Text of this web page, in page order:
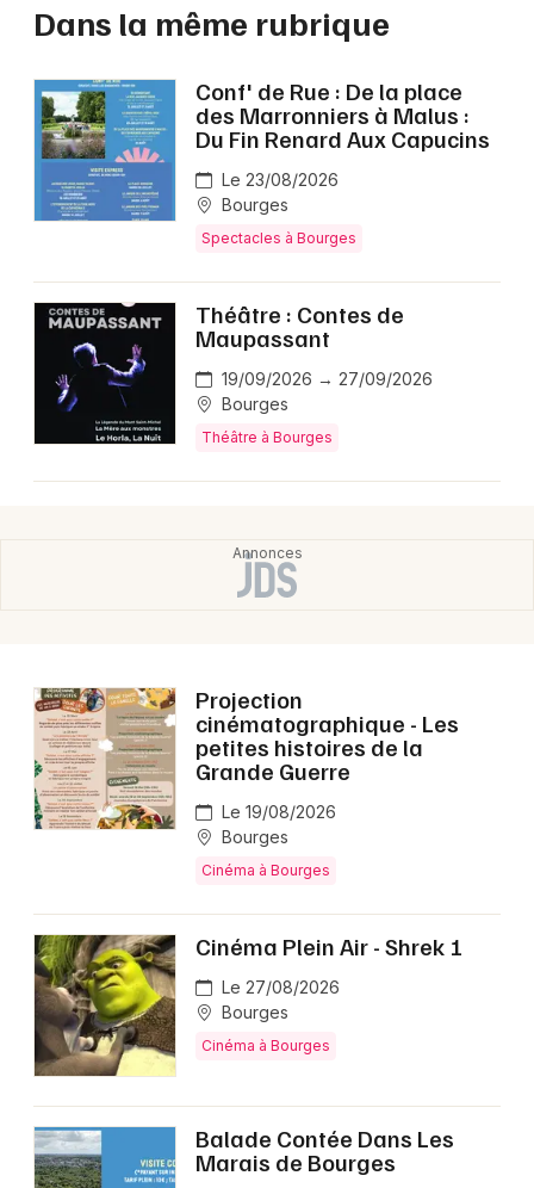
Dans la même rubrique
Conf' de Rue : De la place
des Marronniers à Malus :
Du Fin Renard Aux Capucins
Le 23/08/2026
Bourges
Spectacles à Bourges
Théâtre : Contes de
Maupassant
19/09/2026 → 27/09/2026
Bourges
Théâtre à Bourges
Projection
cinématographique - Les
petites histoires de la
Grande Guerre
Le 19/08/2026
Bourges
Cinéma à Bourges
Cinéma Plein Air - Shrek 1
Le 27/08/2026
Bourges
Cinéma à Bourges
Balade Contée Dans Les
Marais de Bourges